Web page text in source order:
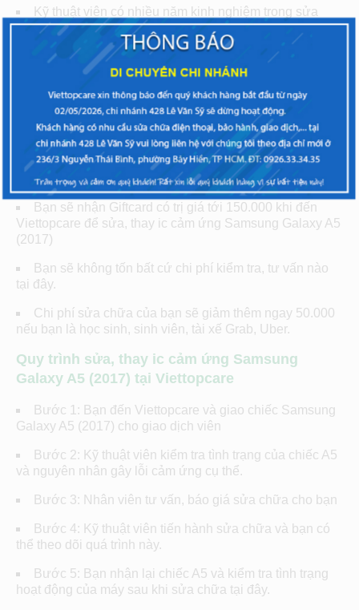
Kỹ thuật viên có nhiều năm kinh nghiệm trong sửa
chữa tất cả các lỗi trên điện thoại
Linh kiện, phụ kiện Samsung để thay phần cứng để
khắc phục lỗi trên chiếc A5 của bạn là hàng zin, zin linh
kiện chất lượng, có nguồn gốc, xuất xứ rõ ràng.
Thời gian bạn nhận lại chiếc A5 nhanh chóng, có thể
ngay trong ngày sửa chữa
Bạn sẽ được hỗ trợ tư vấn tận tình ngay cả trước, sau
khi sửa lỗi tại Viettopcare
Bạn sẽ nhận Giftcard có trị giá tới 150.000 khi đến
Viettopcare để sửa, thay ic cảm ứng Samsung Galaxy A5
(2017)
Bạn sẽ không tốn bất cứ chi phí kiểm tra, tư vấn nào
tại đây.
Chi phí sửa chữa của bạn sẽ giảm thêm ngay 50.000
nếu bạn là học sinh, sinh viên, tài xế Grab, Uber.
Quy trình sửa, thay ic cảm ứng Samsung
Galaxy A5 (2017) tại Viettopcare
Bước 1: Bạn đến Viettopcare và giao chiếc Samsung
Galaxy A5 (2017) cho giao dịch viên
Bước 2: Kỹ thuật viên kiểm tra tình trạng của chiếc A5
và nguyên nhân gây lỗi cảm ứng cụ thể.
Bước 3: Nhân viên tư vấn, báo giá sửa chữa cho bạn
Bước 4: Kỹ thuật viên tiến hành sửa chữa và bạn có
thể theo dõi quá trình này.
Bước 5: Bạn nhận lại chiếc A5 và kiểm tra tình trạng
hoạt động của máy sau khi sửa chữa tại đây.